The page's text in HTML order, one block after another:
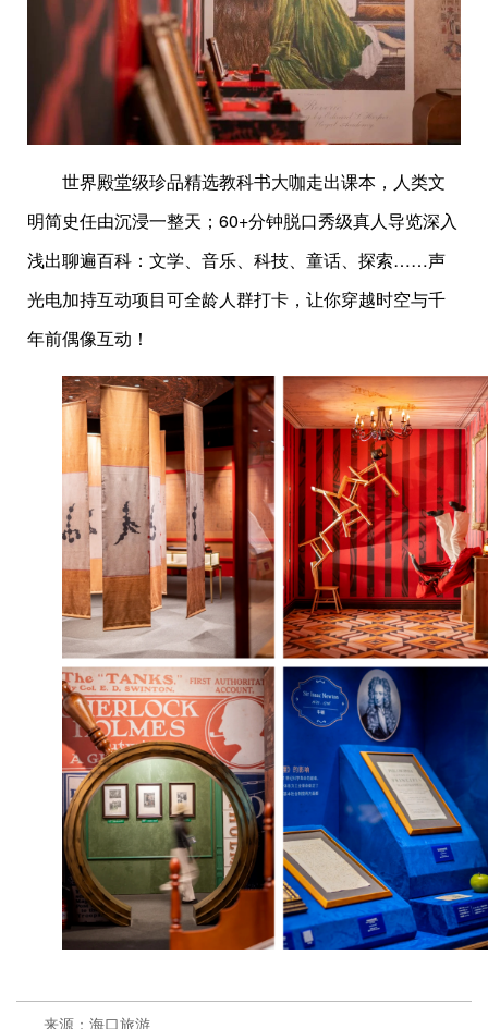
世界殿堂级珍品精选教科书大咖走出课本，人类文
明简史任由沉浸一整天；60+分钟脱口秀级真人导览深入
浅出聊遍百科：文学、音乐、科技、童话、探索……声
光电加持互动项目可全龄人群打卡，让你穿越时空与千
年前偶像互动！
来源：海口旅游